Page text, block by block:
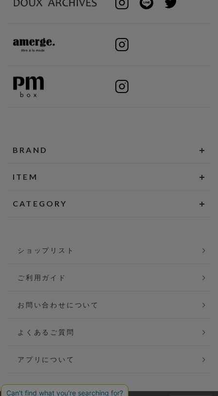
BRAND
ITEM
CATEGORY
ショップリスト
ご利用ガイド
お問い合わせについて
よくあるご質問
アプリについて